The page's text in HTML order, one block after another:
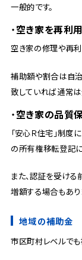
一般的です。
空き家を再利
空き家の修理や再
補助額や割合は自
致していれば通常
空き家の品質
「安心Ｒ住宅」制
の所有権移転登記
また、認証を受ける
増額する場合もあり
地域の補助金
市区町村レベルで